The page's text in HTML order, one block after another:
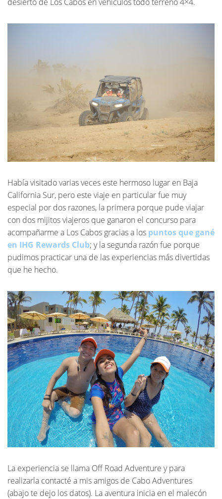
Había visitado varias veces este hermoso lugar en Baja
California Sur, pero este viaje en particular fue muy
especial por dos razones, la primera porque pude viajar
con dos mijitos viajeros que ganaron el concurso para
acompañarme a Los Cabos gracias a los puntos que gané
en IHG Rewards Club; y la segunda razón fue porque
pudimos practicar una de las experiencias más divertidas
que he hecho.
La experiencia se llama Off Road Adventure y para
realizarla contacté a mis amigos de Cabo Adventures
(abajo te dejo los datos). La aventura inicia en el malecón